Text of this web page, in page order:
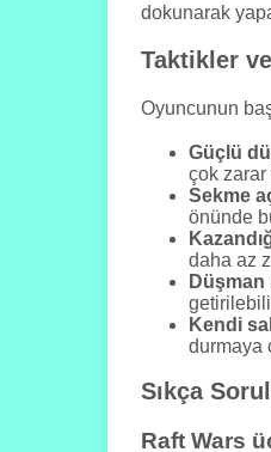
dokunarak
Taktikler
Oyuncunun
Güçlü
çok zarar
Sekme
önünde
daha az
Kendi
durmaya
Sıkça
Raft Wars